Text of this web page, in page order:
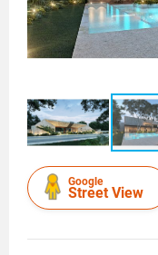
Google
Street View